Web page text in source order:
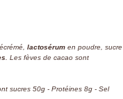
lactosérum en poudre, sucre
. Les fèves de cacao sont
sucres 50g - Protéines 8g - Sel